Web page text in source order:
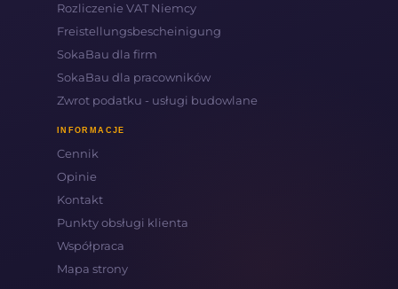
Rozliczenie VAT Niemcy
Freistellungsbescheinigung
SokaBau dla firm
SokaBau dla pracowników
Zwrot podatku - usługi budowlane
INFORMACJE
Cennik
Opinie
Kontakt
Punkty obsługi klienta
Współpraca
Mapa strony